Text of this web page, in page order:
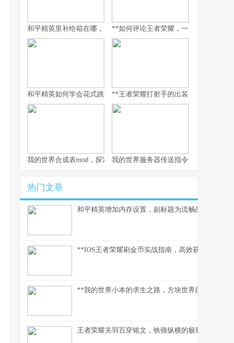
和平精英里补给箱在哪，空投背后的战术密码**如何评论王者荣耀，一款游戏与一面
和平精英如何学会花式跳车，副标题为实战进阶与极限操作指南
**王者荣耀打射手的出装，破晓之路
我的世界合成表mod，探索创造的无限可能，副标题，资深玩家的
我的世界服务器传送指令，连接方块宇
热门文章
和平精英增加内存设置，副标题为流畅战场背后的
**IOS王者荣耀刷金币实战指南，高效获取财富之
**我的世界小本的求生之路，方块世界的末日生存
王者荣耀关羽百穿铭文，铁骑纵横的极致穿透之